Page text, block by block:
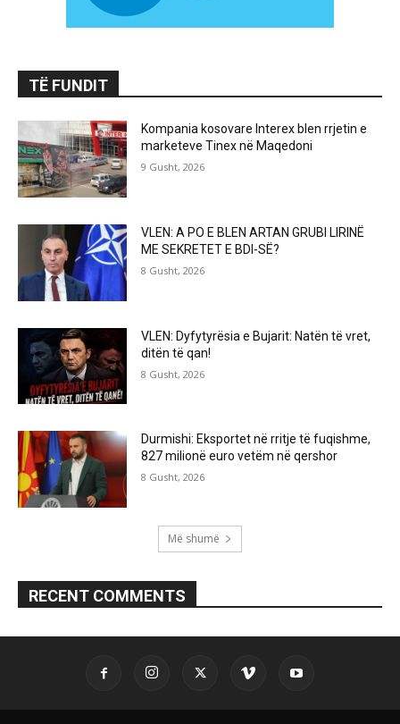
TË FUNDIT
Kompania kosovare Interex blen rrjetin e
marketeve Tinex në Maqedoni
9 Gusht, 2026
VLEN: A PO E BLEN ARTAN GRUBI LIRINË
ME SEKRETET E BDI-SË?
8 Gusht, 2026
VLEN: Dyfytyrësia e Bujarit: Natën të vret,
ditën të qan!
8 Gusht, 2026
Durmishi: Eksportet në rritje të fuqishme,
827 milionë euro vetëm në qershor
8 Gusht, 2026
Më shumë
RECENT COMMENTS